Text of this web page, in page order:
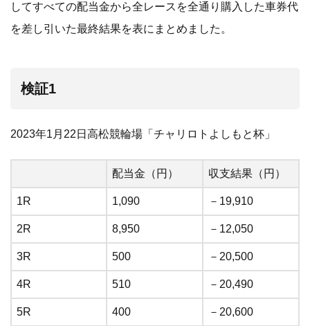
してすべての配当金から全レースを全通り購入した車券代
を差し引いた最終結果を表にまとめました。
検証1
2023年1月22日高松競輪場「チャリロトよしもと杯」
配当金（円） 収支結果（円）
1R 1,090 －19,910
2R 8,950 －12,050
3R 500 －20,500
4R 510 －20,490
5R 400 －20,600